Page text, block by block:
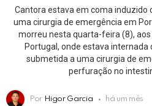
Cantora estava em coma induzido
uma cirurgia de emergência em
morreu nesta quarta-feira (8), aos
Portugal, onde estava internada
submetida a uma cirurgia de
perfuração no
Por Higor Garcia há um mês